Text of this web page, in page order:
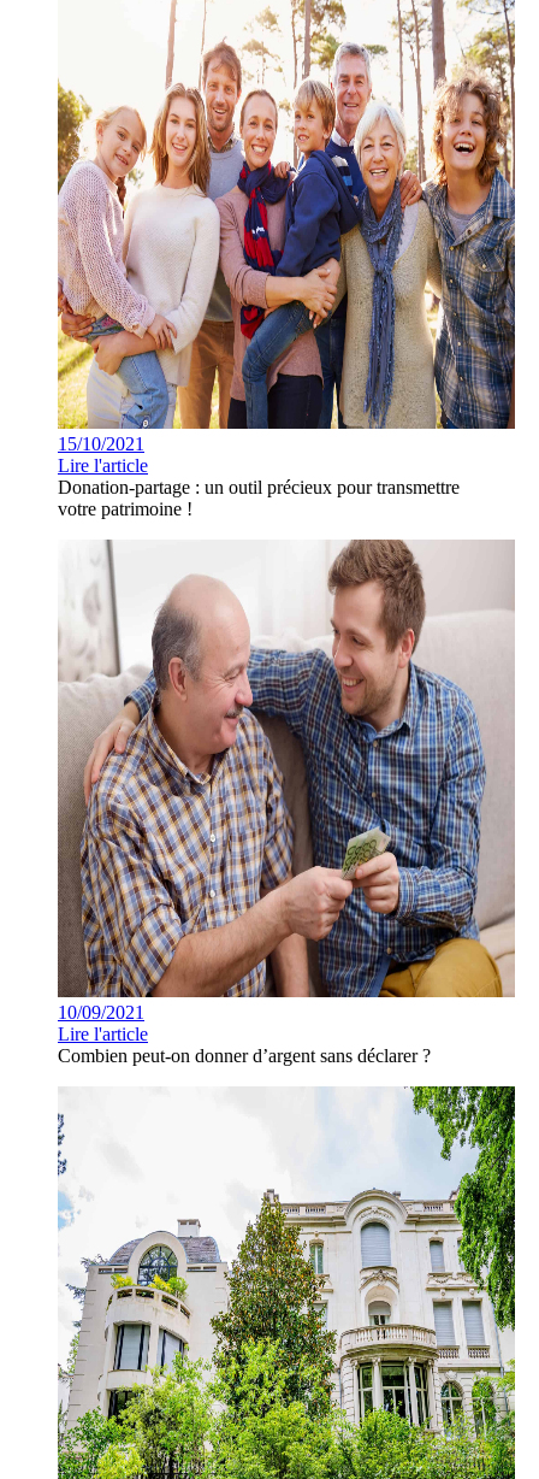
15/10/2021
Lire l'article
Donation-partage : un outil précieux pour transmettre
votre patrimoine !
10/09/2021
Lire l'article
Combien peut-on donner d’argent sans déclarer ?